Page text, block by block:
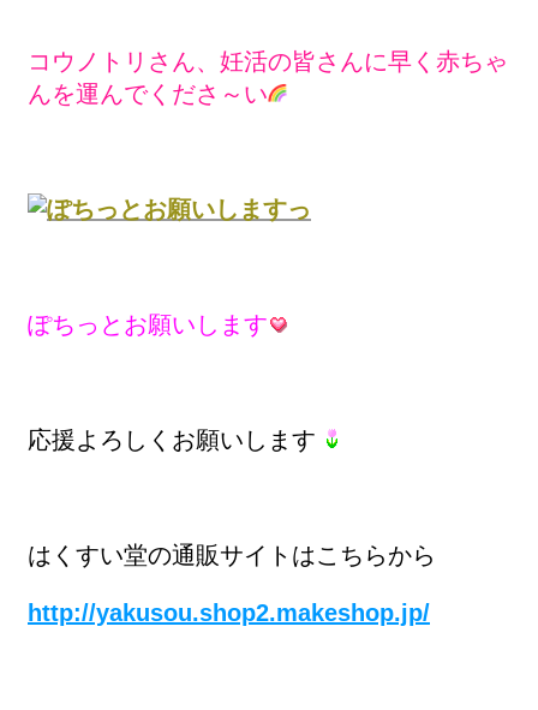
コウノトリさん、妊活の皆さんに早く赤ちゃ
んを運んでくださ～い
ぽちっとお願いします
応援よろしくお願いします
はくすい堂の通販サイトはこちらから
http://yakusou.shop2.makeshop.jp/